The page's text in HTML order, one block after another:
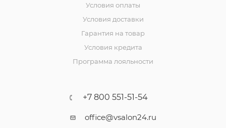
Условия оплаты
Условия доставки
Гарантия на товар
Условия кредита
Программа лояльности
+7 800 551-51-54
office@vsalon24.ru